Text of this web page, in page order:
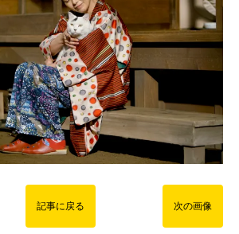
記事に戻る 次の画像